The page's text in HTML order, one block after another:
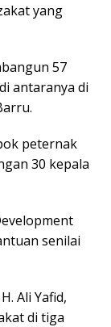
yang
57
antaranya di
peternak
30 kepala
senilai
Ali Yafid,
di tiga